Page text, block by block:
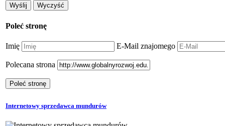
Poleć stronę
Imię E-Mail znajomego
Polecana strona
Internetowy sprzedawca mundurów